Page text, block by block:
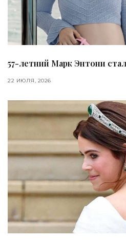
57-летний Марк Энтони
22 ИЮЛЯ, 2026